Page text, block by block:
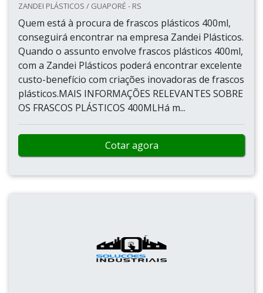
ZANDEI PLÁSTICOS / GUAPORÉ - RS
Quem está à procura de frascos plásticos 400ml,
conseguirá encontrar na empresa Zandei Plásticos.
Quando o assunto envolve frascos plásticos 400ml,
com a Zandei Plásticos poderá encontrar excelente
custo-benefício com criações inovadoras de frascos
plásticos.MAIS INFORMAÇÕES RELEVANTES SOBRE
OS FRASCOS PLÁSTICOS 400MLHá m...
Cotar agora